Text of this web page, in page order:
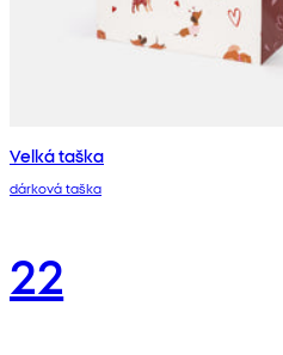
Velká taška
dárková taška
22